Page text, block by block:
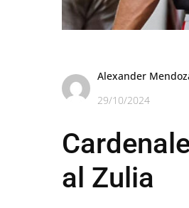
Alexander
29/10/2024
al Zulia